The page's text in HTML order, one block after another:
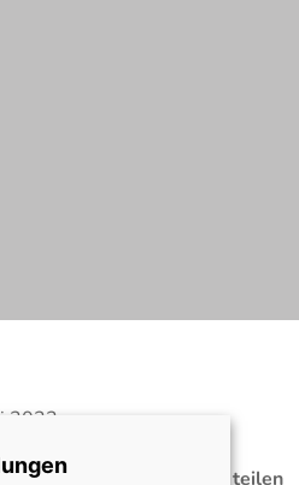
2022
sozialen Netzwerken teilen